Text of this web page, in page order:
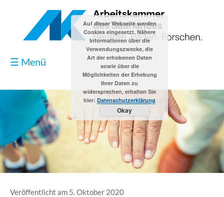
☰ Menü
Blog
Kontakt
Veröffentlicht am 5. Oktober 2020
Auf dieser Webseite werden
Cookies eingesetzt. Nähere
Informationen über die
Verwendungszwecke, die
Art der erhobenen Daten
sowie über die
Möglichkeiten der Erhebung
Ihrer Daten zu
widersprechen, erhalten Sie
hier: Datenschutzerklärung
Okay